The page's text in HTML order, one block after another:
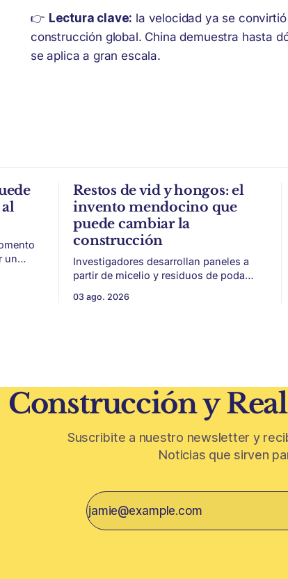
👉 Lectura clave: la velocidad ya se
construcción global. China demuestra hasta
se aplica a gran escala.
al
un
en
Restos de vid y hongos: el
invento mendocino que
puede cambiar la
construcción
Investigadores desarrollan paneles a
partir de micelio y residuos de poda
térmica y acústica de menor impacto
03 ago. 2026
Construcción y
Suscribite a nuestro newsletter y
Noticias que sirven